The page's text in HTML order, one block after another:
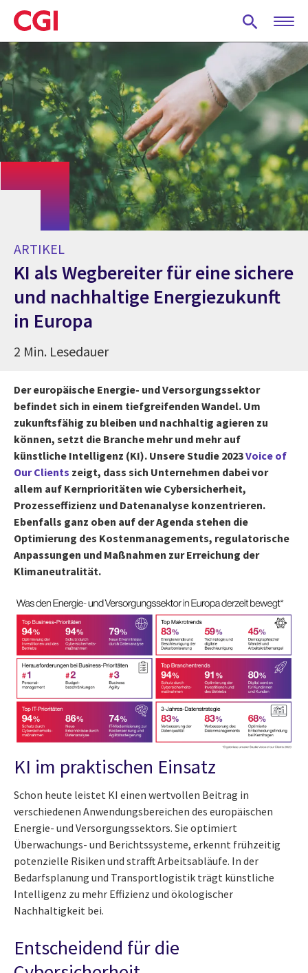
Skip
to
main
content
ARTIKEL
KI als Wegbereiter für eine sichere
und nachhaltige Energiezukunft
in Europa
2 Min. Lesedauer
Der europäische Energie- und Versorgungssektor
befindet sich in einem tiefgreifenden Wandel. Um
zukunftsfähig zu bleiben und nachhaltig agieren zu
können, setzt die Branche mehr und mehr auf
künstliche Intelligenz (KI). Unsere Studie 2023Voice of
Our Clients zeigt, dass sich Unternehmen dabei vor
allem auf Kernprioritäten wie Cybersicherheit,
Prozesseffizienz und Datenanalyse konzentrieren.
Ebenfalls ganz oben auf der Agenda stehen die
Optimierung des Kostenmanagements, regulatorische
Anpassungen und Maßnahmen zur Erreichung der
Klimaneutralität.
KI im praktischen Einsatz
Schon heute leistet KI einen wertvollen Beitrag in
verschiedenen Anwendungsbereichen des europäischen
Energie- und Versorgungssektors. Sie optimiert
Überwachungs- und Berichtssysteme, erkennt frühzeitig
potenzielle Risiken und strafft Arbeitsabläufe. In der
Bedarfsplanung und Transportlogistik trägt künstliche
Intelligenz zu mehr Effizienz und ökologischer
Nachhaltigkeit bei.
Entscheidend für die